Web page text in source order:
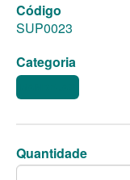
Código
SUP0023
Categoria
Quantidade